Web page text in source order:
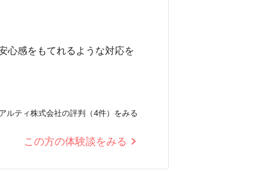
心感をもてれるような対応を
ルティ株式会社の評判（4件）をみる
この方の体験談をみる